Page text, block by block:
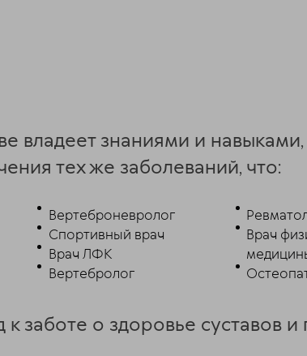
владеет знаниями и
тех же заболеваний, что:
Вертеброневролог
Спортивный врач
Врач ЛФК
Вертебролог
Врач
заботе о здоровье суставов и